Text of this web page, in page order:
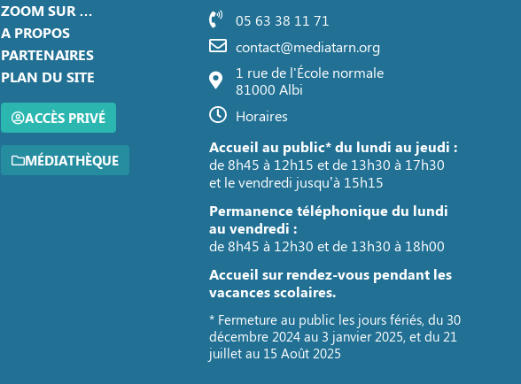
ZOOM SUR …
A PROPOS
PARTENAIRES
PLAN DU SITE
ACCÈS PRIVÉ
MÉDIATHÈQUE
05 63 38 11 71
contact@mediatarn.org
1 rue de l'École normale
81000 Albi
Horaires
Accueil au public* du lundi au jeudi :
de 8h45 à 12h15 et de 13h30 à 17h30
et le vendredi jusqu’à 15h15
Permanence téléphonique du lundi
au vendredi :
de 8h45 à 12h30 et de 13h30 à 18h00
Accueil sur rendez-vous pendant les
vacances scolaires.
* Fermeture au public les jours fériés, du 30
décembre 2024 au 3 janvier 2025, et du 21
juillet au 15 Août 2025